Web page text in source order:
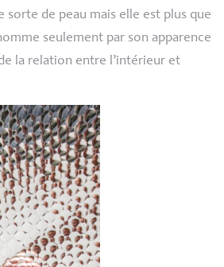
de peau mais elle est plus que
seulement par son apparence
la relation entre l’intérieur et